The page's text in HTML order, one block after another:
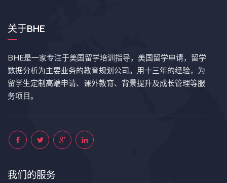
关于BHE
BHE是一家专注于美国留学培训指导，美国留学申请，留学
数据分析为主要业务的教育规划公司。用十三年的经验，为
留学生定制高端申请、课外教育、背景提升及成长管理等服
务项目。
我们的服务